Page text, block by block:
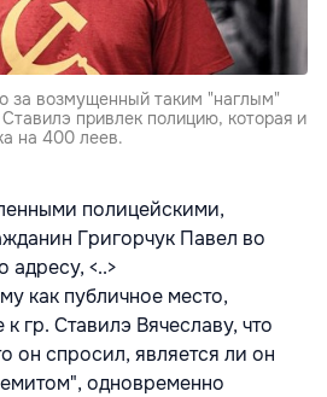
за возмущенный таким "наглым"
привлек полицию, которая и
на 400 леев.
полицейскими,
Григорчук Павел во
адресу, <..>
как публичное место,
гр. Ставилэ Вячеславу, что
он спросил, является ли он
одновременно